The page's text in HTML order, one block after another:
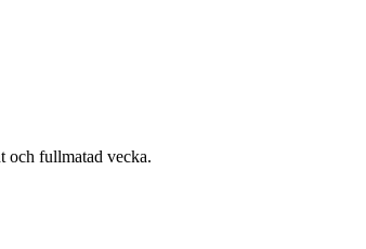
och fullmatad vecka.